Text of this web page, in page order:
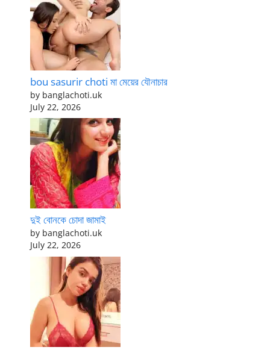
bou sasurir choti মা মেয়ের যৌনাচার
by banglachoti.uk
July 22, 2026
দুই বোনকে চোদা জামাই
by banglachoti.uk
July 22, 2026